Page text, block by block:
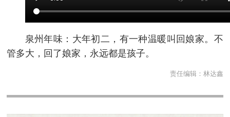
泉州年味：大年初二，有一种温暖叫回娘家。不
管多大，回了娘家，永远都是孩子。
责任编辑： 林达鑫